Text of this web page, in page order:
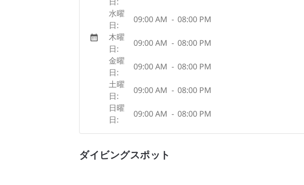
水曜
日:
09:00 AM - 08:00 PM
木曜
日:
09:00 AM - 08:00 PM
金曜
日:
09:00 AM - 08:00 PM
土曜
日:
09:00 AM - 08:00 PM
日曜
日:
09:00 AM - 08:00 PM
ダイビングスポット